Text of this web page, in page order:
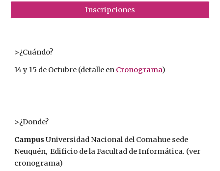
Inscripciones
>¿Cuándo?
14 y 15 de Octubre (detalle en Cronograma)
>¿Donde?
CampusUniversidad Nacional del Comahue sede
Neuquén, Edificio de la Facultad de Informática. (ver
cronograma)